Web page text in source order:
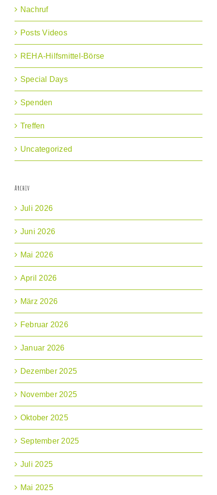
Nachruf
Posts Videos
REHA-Hilfsmittel-Börse
Special Days
Spenden
Treffen
Uncategorized
Archiv
Juli 2026
Juni 2026
Mai 2026
April 2026
März 2026
Februar 2026
Januar 2026
Dezember 2025
November 2025
Oktober 2025
September 2025
Juli 2025
Mai 2025